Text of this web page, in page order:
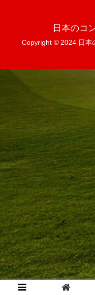
日本のコ
Copyright © 2024 日本